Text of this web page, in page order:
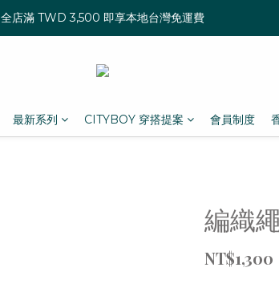
全店滿 TWD 3,500 即享本地台灣免運費
最新系列 CITYBOY 穿搭提案 會員制度
編織
NT$1,300